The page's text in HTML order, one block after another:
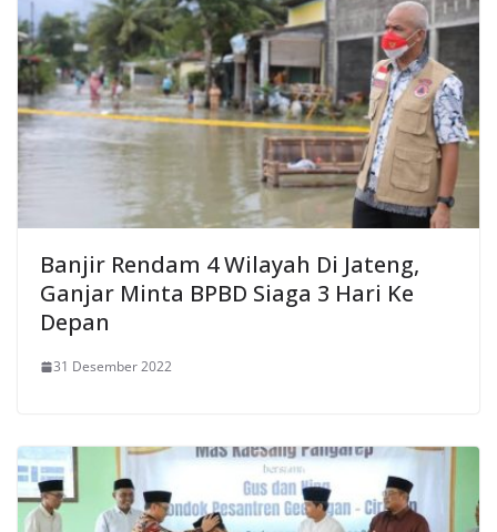
Banjir Rendam 4 Wilayah Di Jateng,
Ganjar Minta BPBD Siaga 3 Hari Ke
Depan
31 Desember 2022